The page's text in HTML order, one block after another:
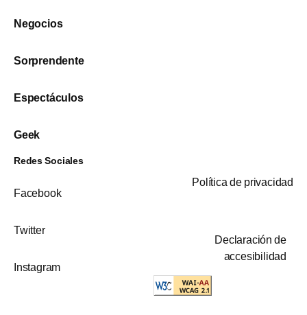
Negocios
Sorprendente
Espectáculos
Geek
Redes Sociales
Facebook
Twitter
Instagram
Política de privacidad
Declaración de
accesibilidad